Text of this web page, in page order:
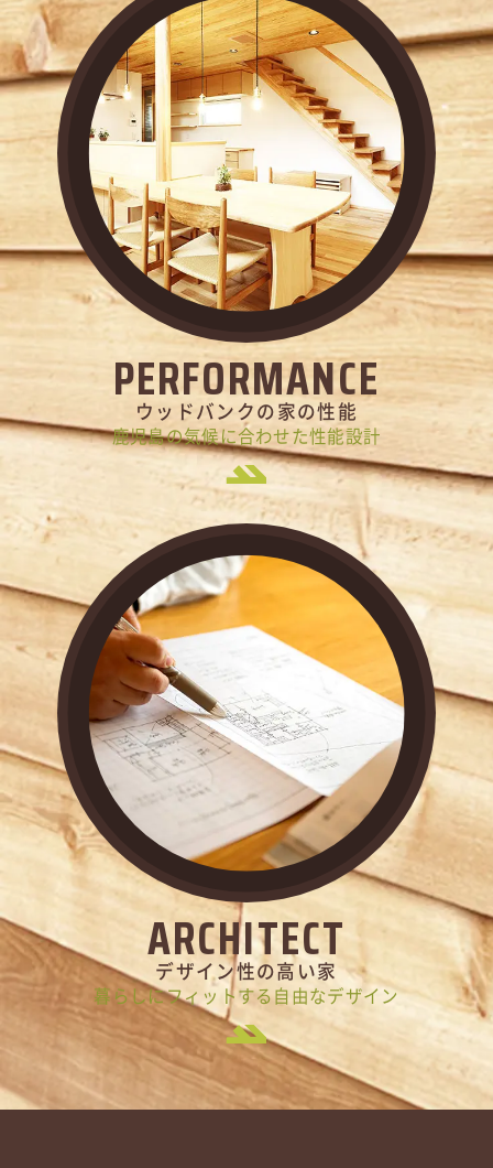
PERFORMANCE
ウッドバンクの家の性能
鹿児島の気候に合わせた性能設計
ARCHITECT
デザイン性の高い家
暮らしにフィットする自由なデザイン